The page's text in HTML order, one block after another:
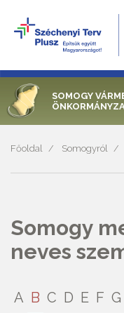
SOMOGY
Főoldal Somogyról
Somogy
neves
A B C D E F G